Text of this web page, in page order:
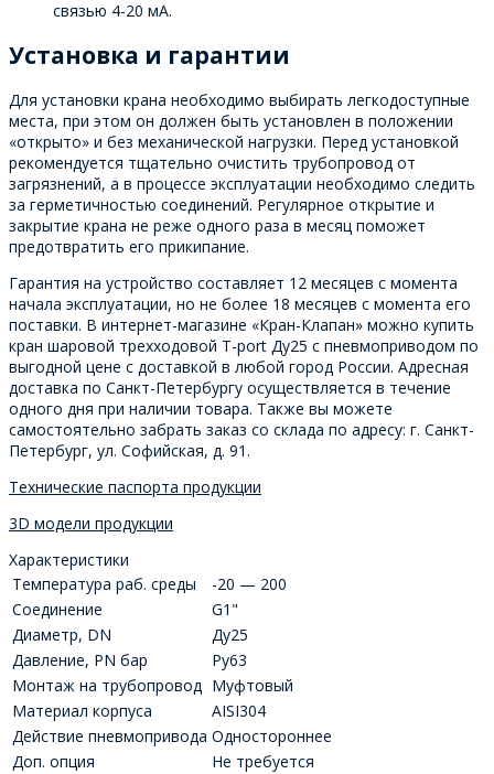
связью 4-20 мА.
Установка и гарантии
Для установки крана необходимо выбирать легкодоступные
места, при этом он должен быть установлен в положении
«открыто» и без механической нагрузки. Перед установкой
рекомендуется тщательно очистить трубопровод от
загрязнений, а в процессе эксплуатации необходимо следить
за герметичностью соединений. Регулярное открытие и
закрытие крана не реже одного раза в месяц поможет
предотвратить его прикипание.
Гарантия на устройство составляет 12 месяцев с момента
начала эксплуатации, но не более 18 месяцев с момента его
поставки. В интернет-магазине «Кран-Клапан» можно купить
кран шаровой трехходовой T-port Ду25 с пневмоприводом по
выгодной цене с доставкой в любой город России. Адресная
доставка по Санкт-Петербургу осуществляется в течение
одного дня при наличии товара. Также вы можете
самостоятельно забрать заказ со склада по адресу: г. Санкт-
Петербург, ул. Софийская, д. 91.
Технические паспорта продукции
3D модели продукции
Характеристики
Температура раб. среды
-20 — 200
Соединение
G1"
Диаметр, DN
Ду25
Давление, PN бар
Ру63
Монтаж на трубопровод Муфтовый
Материал корпуса
AISI304
Действие пневмопривода Одностороннее
Доп. опция
Не требуется